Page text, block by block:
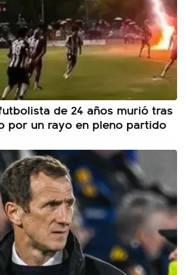
de 24 años murió tras
por un rayo en pleno partido